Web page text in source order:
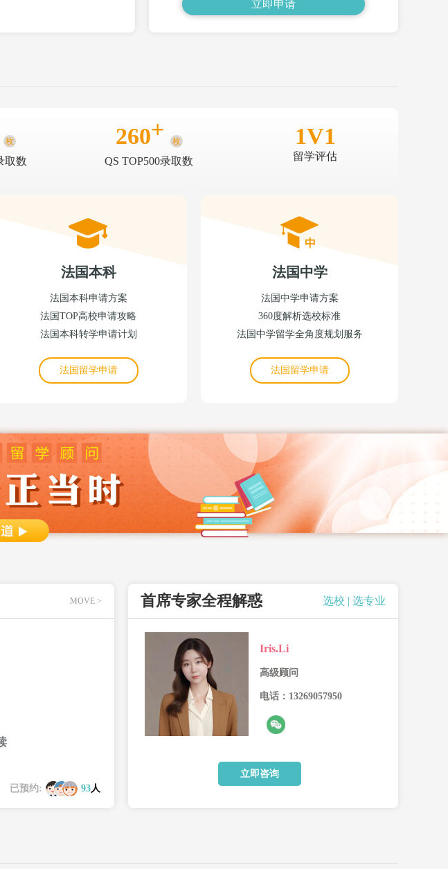
枚
取数
260+ 枚
QS TOP500录取数
1V1
留学评估
法国本科
法国本科申请方案
法国TOP高校申请攻略
法国本科转学申请计划
法国留学申请
法国中学
法国中学申请方案
360度解析选校标准
法国中学留学全角度规划服务
法国留学申请
MOVE >
已预约:
93 人
首席专家全程解惑 选专业
选校 |
Iris.Li
高级顾问
电话：13269057950
立即咨询